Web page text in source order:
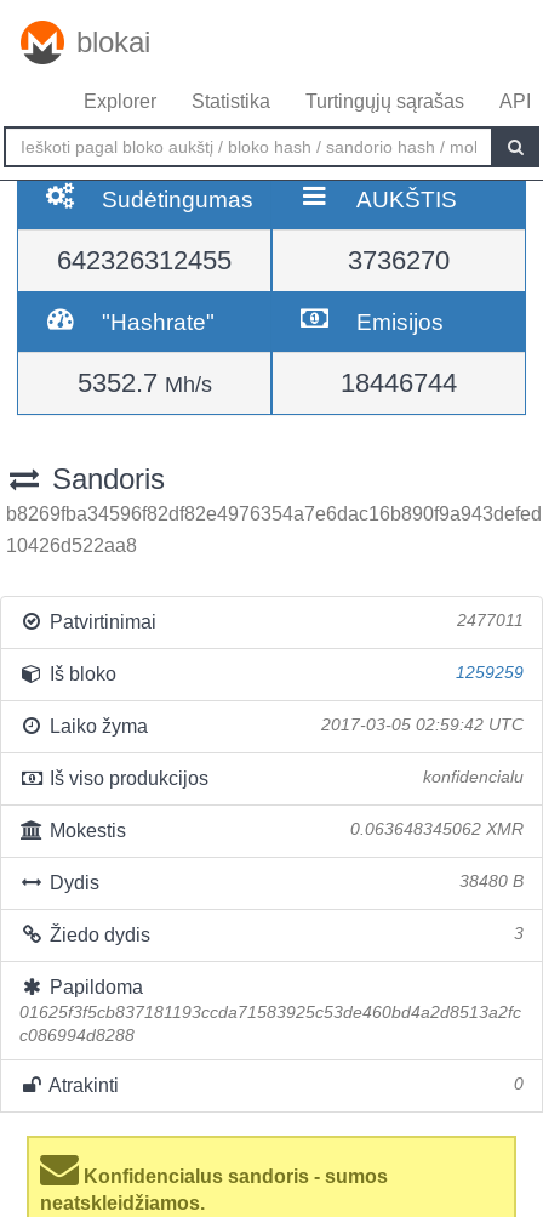
blokai
Explorer Statistika Turtingųjų sąrašas API
Sudėtingumas
642326312455
AUKŠTIS
3736270
"Hashrate"
5352.7 Mh/s
Emisijos
18446744
Sandoris
b8269fba34596f82df82e4976354a7e6dac16b890f9a943defed
10426d522aa8
Patvirtinimai 2477011
Iš bloko 1259259
Laiko žyma 2017-03-05 02:59:42 UTC
Iš viso produkcijos konfidencialu
Mokestis 0.063648345062 XMR
Dydis 38480 B
Žiedo dydis 3
Papildoma
01625f3f5cb837181193ccda71583925c53de460bd4a2d8513a2fc
c086994d8288
Atrakinti 0
Konfidencialus sandoris - sumos
neatskleidžiamos.